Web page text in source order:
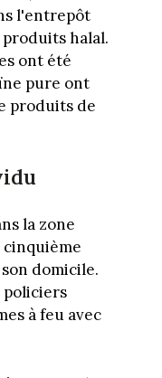
l'entrepôt
halal.
ont été
pure ont
produits de
la zone
domicile.
à feu avec